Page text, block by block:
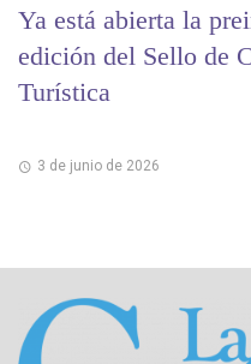
Ya está abierta la
edición del Sello de
Turística
3 de junio de 2026